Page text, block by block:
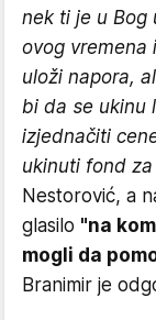
nek ti je u Bog
ovog vremena
uloži napora,
bi da se ukinu
izjednačiti
ukinuti fond
Nestorović, a
glasilo "na
mogli da
Branimir je